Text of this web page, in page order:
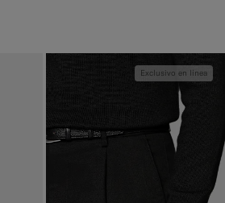
Exclusivo en línea